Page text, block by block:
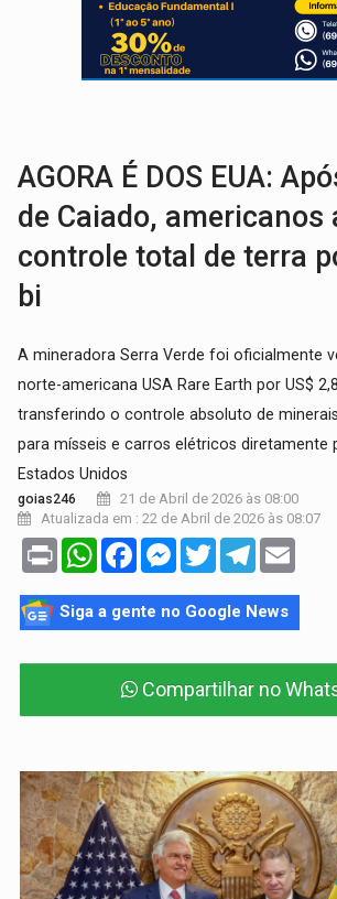
CELEBRAÇÃO: Cerejeiras completa
SAÚDE:Anvisa desmente boato
NO FLAGRA:
AGORA É DOS EUA:
de Caiado, americanos
controle total de terra
bi
A mineradora Serra Verde foi oficialmente
norte-americana USA Rare Earth por US$
transferindo o controle absoluto de
para mísseis e carros elétricos diretamente
Estados Unidos
goias246
21 de Abril de 2026 às 08:00
Atualizada em : 22 de Abril de 2026 às 08:07
Print WhatsAppFacebookMessenger
TwitterTelegram
Siga a gente no Google News
Compartilhar no